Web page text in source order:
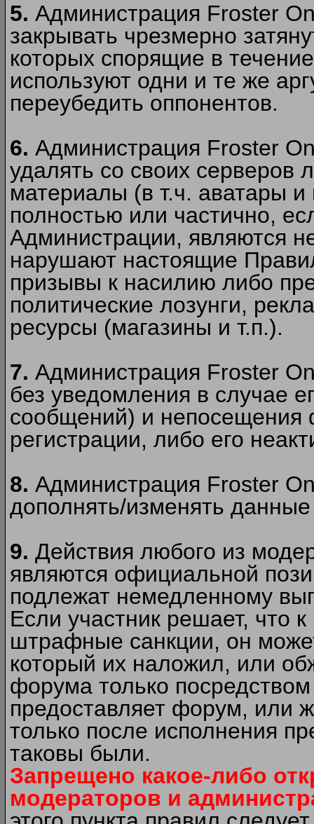
5. Администрация Froster
закрывать чрезмерно
которых спорящие в
используют одни и те же
переубедить оппонентов.
6. Администрация Froster
удалять со своих
материалы (в т.ч. аватары и
полностью или частично,
Администрации, являются
нарушают настоящие
призывы к насилию либо
политические лозунги,
ресурсы (магазины и т.п.).
7. Администрация Froster
без уведомления в случае
сообщений) и непосещения
регистрации, либо его
8. Администрация Froster
дополнять/изменять
9. Действия любого из
являются официальной
подлежат немедленному
Если участник решает, что
штрафные санкции, он
который их наложил, или
форума только
предоставляет форум, или
только после исполнения
таковы были.
Запрещено какое-либо
модераторов и